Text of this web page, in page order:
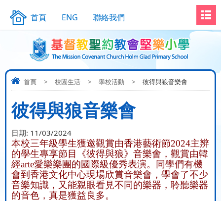
首頁 ENG 聯絡我們
首頁 > 校園生活 > 學校活動 > 彼得與狼音樂會
彼得與狼音樂會
日期: 11/03/2024
本校三年級學生獲邀觀賞由香港藝術節2024主辨
的學生專享節目《彼得與狼》音樂會，觀賞由韓
經arte愛樂樂團的國際級優秀表演。同學們有機
會到香港文化中心現場欣賞音樂會，學會了不少
音樂知識，又能親眼看見不同的樂器，聆聽樂器
的音色，真是獲益良多。